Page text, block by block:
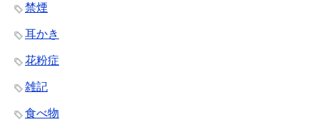
禁煙
耳かき
花粉症
雑記
食べ物